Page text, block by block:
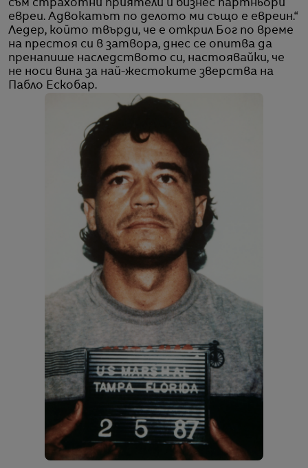
съм страхотни приятели и бизнес партньори
евреи. Адвокатът по делото ми също е евреин.“
Ледер, който твърди, че е открил Бог по време
на престоя си в затвора, днес се опитва да
пренапише наследството си, настоявайки, че
не носи вина за най-жестоките зверства на
Пабло Ескобар.